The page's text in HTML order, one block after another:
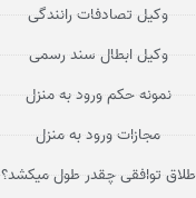
وکیل تصادفات رانندگی
وکیل ابطال سند رسمی
نمونه حکم ورود به منزل
مجازات ورود به منزل
طلاق توافقی چقدر طول میکشد؟